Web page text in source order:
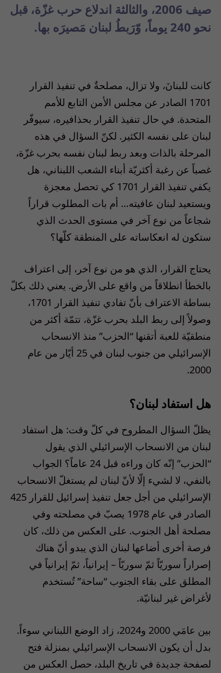
صيف 2006، والثالثة اندلاع حرب غزّة، قبل
نحو 240 يوماً، وّرَبطُ لبنان مَصيرَه بها.
كانت للبنانَ، ولا تزال، مصلحةٌ في تنفيذ القرار
1701 الصادر عن مجلس الأمن التابع للأمم
المتحدة. في حال تنفيذ القرار بحذافيره، سيوفّر
لبنان على نفسه الكثير. لكنّ السؤال في هذه
المرحلة بالذات وبعد ربط لبنان نفسه بحرب غزّة،
غصباً عن رغبة أكثريّة أبناء الشعب اللبناني، هل
يكفي تنفيذ القرار 1701 كي تحصل معجزة
ويستعيد لبنان عافيته… أم بات المطلوب قراراً
شجاعاً من نوع آخر في مستوى الحدث الذي
ستكون له انعكاساته على المنطقة كلّها؟
يحتاج القرار، الذي هو من نوع آخر، إلى اعتراف
بالخطأ انطلاقاً من واقع على الأرض. يعني ذلك بكلّ
بساطة الاعتراف بأنّ تفادي تنفيذ القرار 1701،
وصولاً إلى ربط البلد بحرب غزّة، تتمّة أكثر من
منطقيّة للعبة أتقنها “الحزب” منذ الانسحاب
الإسرائيلي من جنوب لبنان في 25 أيّار من عام
2000.
هل استفاد لبنان؟
يظلّ السؤال المطروح في كلّ وقت: هل استفاد
لبنان من الانسحاب الإسرائيلي الذي يقول
“الحزب” إنّه كان وراءه قبل 24 عاماً؟ الجواب
بالنفي، لا لشيء إلّا لأنّ لبنان لم يستغلّ الانسحاب
الإسرائيلي من أجل جعل تنفيذ إسرائيل للقرار 425
الصادر في عام 1978 يصبّ في مصلحته وفي
مصلحة أهل الجنوب. على العكس من ذلك، كان
فرصة أخرى أضاعها لبنان الذي يبدو أنّ هناك
إصراراً سوريّاً ثمّ سوريّاً – إيرانياً، ثمّ إيرانياً في
المطلق على بقاء الجنوب “ساحة” تُستخدم
لأغراض غير لبنانيّة.
بين عامَي 2000 و2024، زاد الوضع اللبناني سوءاً.
بدل أن يكون الانسحاب الإسرائيلي بمنزلة فتح
لصفحة جديدة في تاريخ البلد، حصل العكس من